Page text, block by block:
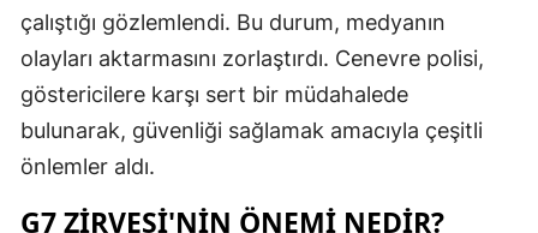
İzmir
Kars
Kastamonu
Kırklareli
çalıştığı gözlemlendi. Bu durum, medyanın
olayları aktarmasını zorlaştırdı. Cenevre polisi,
göstericilere karşı sert bir müdahalede
bulunarak, güvenliği sağlamak amacıyla çeşitli
önlemler aldı.
G7 ZIRVESI'NIN ÖNEMI NEDIR?